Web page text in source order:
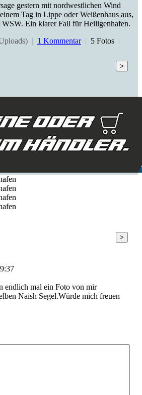
gestern mit nordwestlichen Wind
Tag in Lippe oder Weißenhaus aus,
WSW. Ein klarer Fall für Heiligenhafen.
| 1 Kommentar | 5 Fotos |
>
>
endlich mal ein Foto von mir
Naish Segel.Würde mich freuen